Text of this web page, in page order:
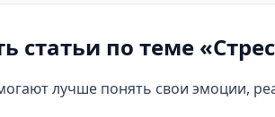
статьи по теме
лучше понять свои эмоции,